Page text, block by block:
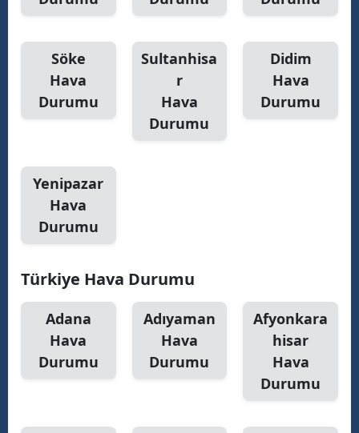
Söke
Hava
Durumu
Sultanhisa
r
Hava
Durumu
Didim
Hava
Durumu
Yenipazar
Hava
Durumu
Türkiye Hava Durumu
Adana
Hava
Durumu
Adıyaman
Hava
Durumu
Afyonkara
hisar
Hava
Durumu